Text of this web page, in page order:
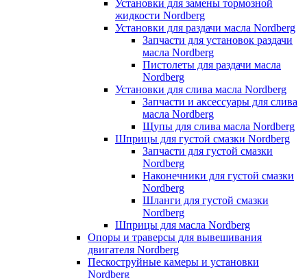
Установки для замены тормозной
жидкости Nordberg
Установки для раздачи масла Nordberg
Запчасти для установок раздачи
масла Nordberg
Пистолеты для раздачи масла
Nordberg
Установки для слива масла Nordberg
Запчасти и аксессуары для слива
масла Nordberg
Щупы для слива масла Nordberg
Шприцы для густой смазки Nordberg
Запчасти для густой смазки
Nordberg
Наконечники для густой смазки
Nordberg
Шланги для густой смазки
Nordberg
Шприцы для масла Nordberg
Опоры и траверсы для вывешивания
двигателя Nordberg
Пескоструйные камеры и установки
Nordberg